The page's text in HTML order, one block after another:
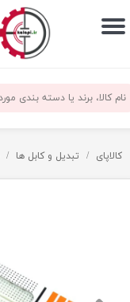
حساب کاربری من
سفارشات
کالاپای تبدیل و کابل ها